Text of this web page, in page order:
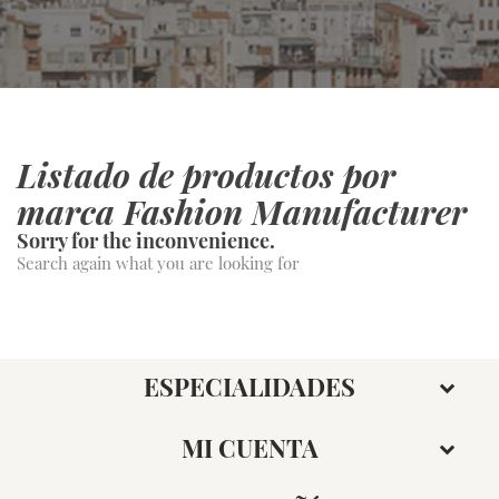
Listado de productos por
marca Fashion Manufacturer
Sorry for the inconvenience.
Search again what you are looking for
ESPECIALIDADES
MI CUENTA